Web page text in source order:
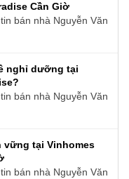
Cần Giờ
bán nhà Nguyễn Văn
nghỉ dưỡng tại
bán nhà Nguyễn Văn
vững tại Vinhomes
bán nhà Nguyễn Văn